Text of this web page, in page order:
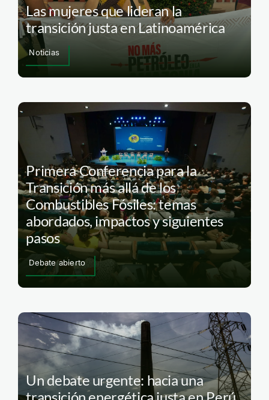
Las mujeres que lideran la
transición justa en Latinoamérica
Noticias
Primera Conferencia para la
Transición más allá de los
Combustibles Fósiles: temas
abordados, impactos y siguientes
pasos
Debate abierto
Un debate urgente: hacia una